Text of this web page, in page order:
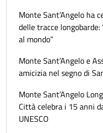
Monte Sant’Angelo ha
delle tracce
al mondo”
Monte Sant’Angelo e
amicizia nel segno di
Monte Sant’Angelo
Città celebra i 15 anni
UNESCO